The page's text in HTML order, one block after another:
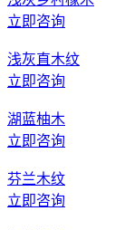
立即咨询
浅灰直木纹
立即咨询
湖蓝柚木
立即咨询
芬兰木纹
立即咨询